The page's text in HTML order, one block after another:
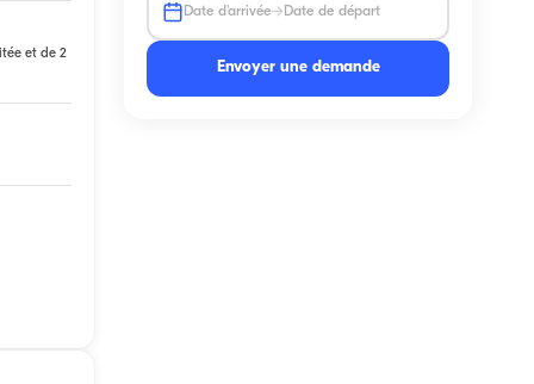
et de 2
Date d'arrivée→ Date de départ
Envoyer une demande